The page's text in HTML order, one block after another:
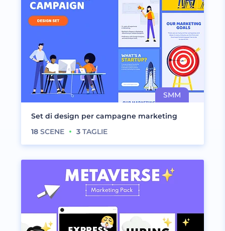
Set di design per campagne marketing
18 SCENE 3 TAGLIE